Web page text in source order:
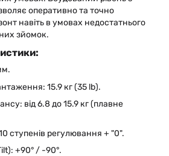
оперативно та точно
навіть в умовах недостатнього
зйомок.
15.9 кг (35 lb).
від 6.8 до 15.9 кг (плавне
ступенів регулювання + "0".
+90° / -90°.